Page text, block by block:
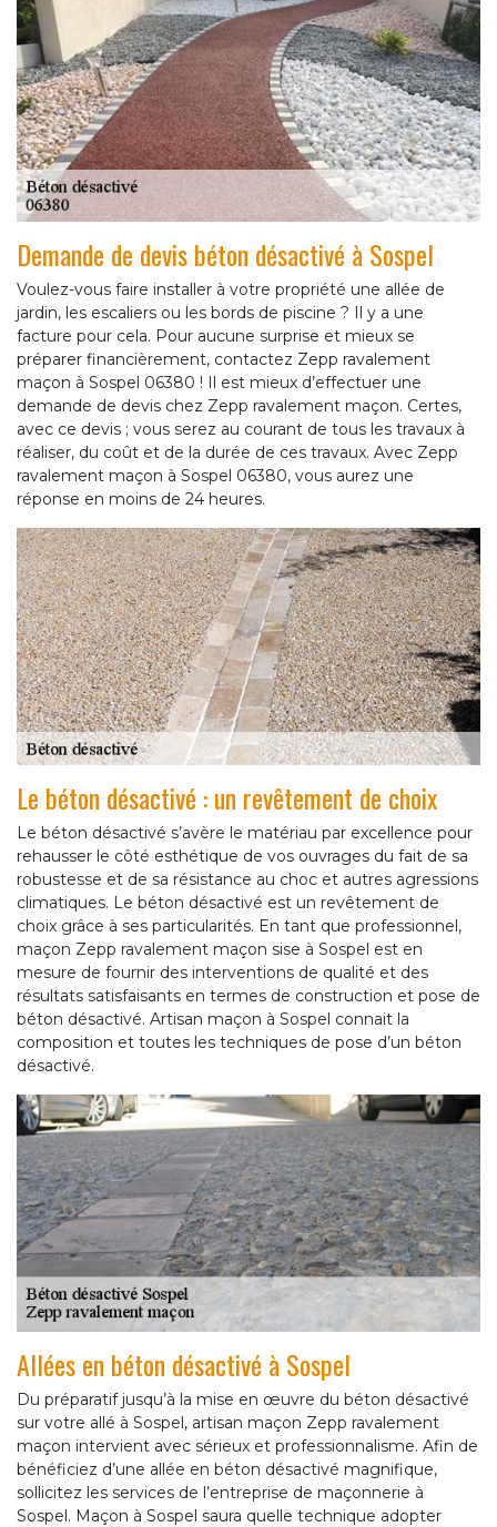
Demande de devis béton désactivé à Sospel
Voulez-vous faire installer à votre propriété une allée de
jardin, les escaliers ou les bords de piscine ? Il y a une
facture pour cela. Pour aucune surprise et mieux se
préparer financièrement, contactez Zepp ravalement
maçon à Sospel 06380 ! Il est mieux d’effectuer une
demande de devis chez Zepp ravalement maçon. Certes,
avec ce devis ; vous serez au courant de tous les travaux à
réaliser, du coût et de la durée de ces travaux. Avec Zepp
ravalement maçon à Sospel 06380, vous aurez une
réponse en moins de 24 heures.
Le béton désactivé : un revêtement de choix
Le béton désactivé s’avère le matériau par excellence pour
rehausser le côté esthétique de vos ouvrages du fait de sa
robustesse et de sa résistance au choc et autres agressions
climatiques. Le béton désactivé est un revêtement de
choix grâce à ses particularités. En tant que professionnel,
maçon Zepp ravalement maçon sise à Sospel est en
mesure de fournir des interventions de qualité et des
résultats satisfaisants en termes de construction et pose de
béton désactivé. Artisan maçon à Sospel connait la
composition et toutes les techniques de pose d’un béton
désactivé.
Allées en béton désactivé à Sospel
Du préparatif jusqu’à la mise en œuvre du béton désactivé
sur votre allé à Sospel, artisan maçon Zepp ravalement
maçon intervient avec sérieux et professionnalisme. Afin de
bénéficiez d’une allée en béton désactivé magnifique,
sollicitez les services de l’entreprise de maçonnerie à
Sospel. Maçon à Sospel saura quelle technique adopter